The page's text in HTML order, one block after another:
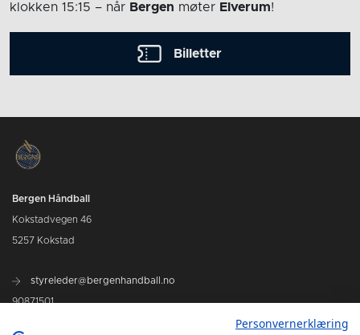
klokken 15:15 – når Bergen møter Elverum!
Billetter
Bergen Håndball
Kokstadvegen 46
5257 Kokstad
styreleder@bergenhandball.no
90871501
Personvernerklæring